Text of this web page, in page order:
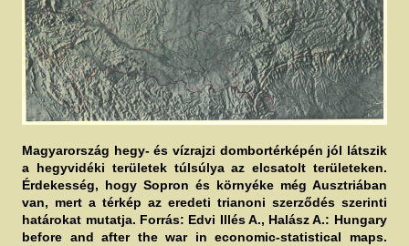
Magyarország hegy- és vízrajzi dombortérképén jól látszik
a hegyvidéki területek túlsúlya az elcsatolt területeken.
Érdekesség, hogy Sopron és környéke még Ausztriában
van, mert a térkép az eredeti trianoni szerződés szerinti
határokat mutatja. Forrás: Edvi Illés A., Halász A.: Hungary
before and after the war in economic-statistical maps.